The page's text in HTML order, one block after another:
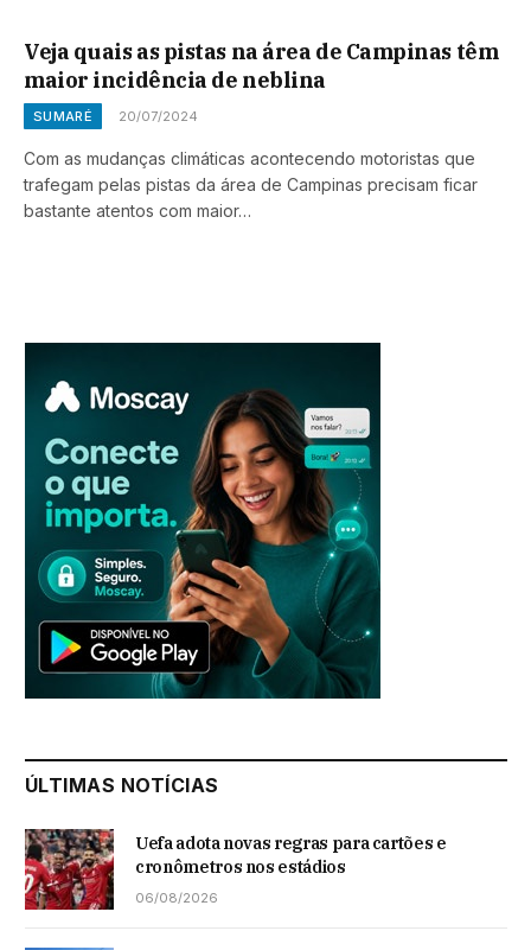
Veja quais as pistas na área de Campinas têm
maior incidência de neblina
SUMARÉ 20/07/2024
Com as mudanças climáticas acontecendo motoristas que
trafegam pelas pistas da área de Campinas precisam ficar
bastante atentos com maior…
ÚLTIMAS NOTÍCIAS
Uefa adota novas regras para cartões e
cronômetros nos estádios
06/08/2026